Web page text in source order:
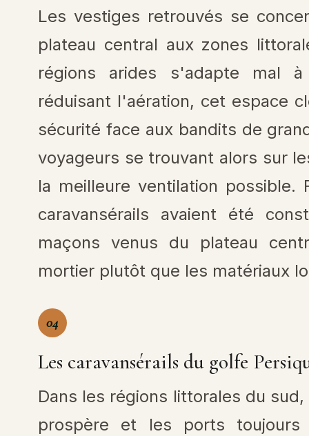
Les vestiges retrouvés se
plateau central aux zones
régions arides s'adapte mal
réduisant l'aération, cet espace
sécurité face aux bandits de
voyageurs se trouvant alors sur
la meilleure ventilation
caravansérails avaient été
maçons venus du plateau
mortier plutôt que les matériaux
04
Les caravansérails du golfe
Dans les régions littorales du
prospère et les ports toujours